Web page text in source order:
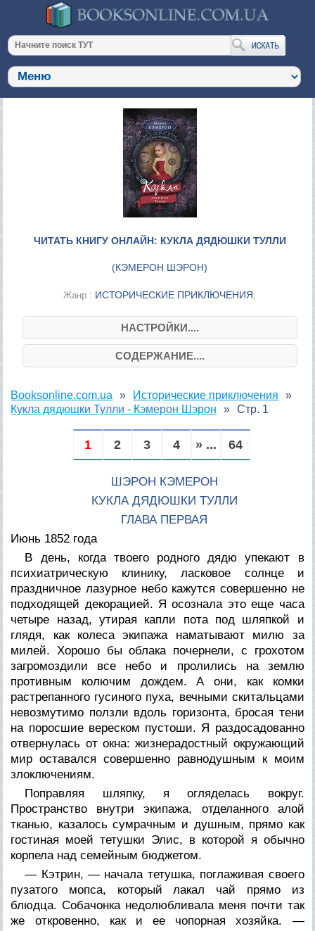
ЧИТАТЬ КНИГУ ОНЛАЙН: КУКЛА ДЯДЮШКИ ТУЛЛИ
(КЭМЕРОН ШЭРОН)
Жанр : ИСТОРИЧЕСКИЕ ПРИКЛЮЧЕНИЯ;
НАСТРОЙКИ....
СОДЕРЖАНИЕ....
Booksonline.com.ua
Исторические приключения
Кукла дядюшки Тулли - Кэмерон Шэрон
Стр. 1
1 2 3 4 » ... 64
ШЭРОН КЭМЕРОН
КУКЛА ДЯДЮШКИ ТУЛЛИ
ГЛАВА ПЕРВАЯ
Июнь 1852 года
В день, когда твоего родного дядю упекают в
психиатрическую клинику, ласковое солнце и
праздничное лазурное небо кажутся совершенно не
подходящей декорацией. Я осознала это еще часа
четыре назад, утирая капли пота под шляпкой и
глядя, как колеса экипажа наматывают милю за
милей. Хорошо бы облака почернели, с грохотом
загромоздили все небо и пролились на землю
противным колючим дождем. А они, как комки
растрепанного гусиного пуха, вечными скитальцами
невозмутимо ползли вдоль горизонта, бросая тени
на поросшие вереском пустоши. Я раздосадованно
отвернулась от окна: жизнерадостный окружающий
мир оставался совершенно равнодушным к моим
злоключениям.
Поправляя шляпку, я огляделась вокруг.
Пространство внутри экипажа, отделанного алой
тканью, казалось сумрачным и душным, прямо как
гостиная моей тетушки Элис, в которой я обычно
корпела над семейным бюджетом.
— Кэтрин, — начала тетушка, поглаживая своего
пузатого мопса, который лакал чай прямо из
блюдца. Собачонка недолюбливала меня почти так
же откровенно, как и ее чопорная хозяйка. —